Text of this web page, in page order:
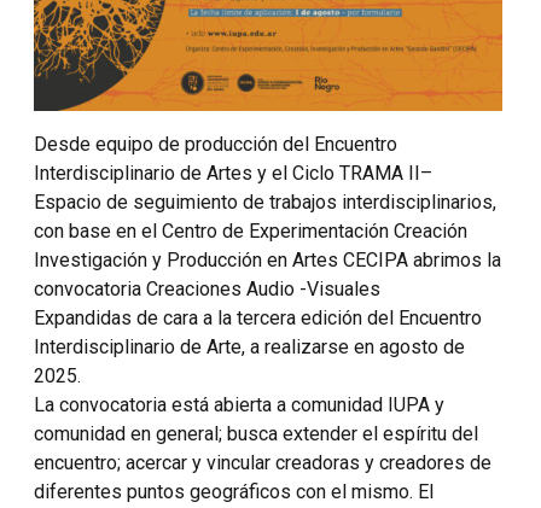
Desde equipo de producción del Encuentro
Interdisciplinario de Artes y el Ciclo TRAMA II–
Espacio de seguimiento de trabajos interdisciplinarios,
con base en el Centro de Experimentación Creación
Investigación y Producción en Artes CECIPA abrimos la
convocatoria Creaciones Audio -Visuales
Expandidas de cara a la tercera edición del Encuentro
Interdisciplinario de Arte, a realizarse en agosto de
2025.
La convocatoria está abierta a comunidad IUPA y
comunidad en general; busca extender el espíritu del
encuentro; acercar y vincular creadoras y creadores de
diferentes puntos geográficos con el mismo. El